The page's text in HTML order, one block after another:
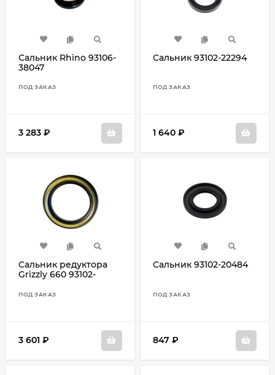
Сальник Rhino 93106-
38047
ПОД ЗАКАЗ
3 283 ₽
Сальник 93102-22294
ПОД ЗАКАЗ
1 640 ₽
Сальник редуктора
Grizzly 660 93102-
ПОД ЗАКАЗ
3 601 ₽
Сальник 93102-20484
ПОД ЗАКАЗ
847 ₽